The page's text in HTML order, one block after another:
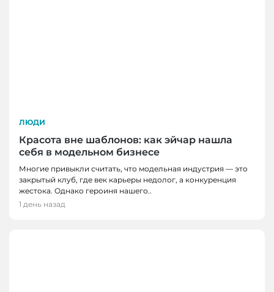
ЛЮДИ
Красота вне шаблонов: как эйчар нашла
себя в модельном бизнесе
Многие привыкли считать, что модельная индустрия — это
закрытый клуб, где век карьеры недолог, а конкуренция
жестока. Однако героиня нашего..
1 день назад